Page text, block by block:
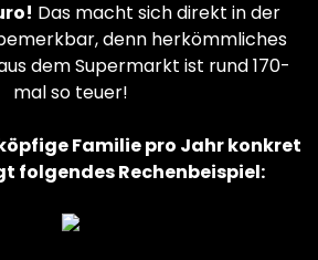
Das macht sich direkt in der
denn herkömmliches
dem Supermarkt ist rund 170-
mal so teuer!
Familie pro Jahr konkret
folgendes Rechenbeispiel: